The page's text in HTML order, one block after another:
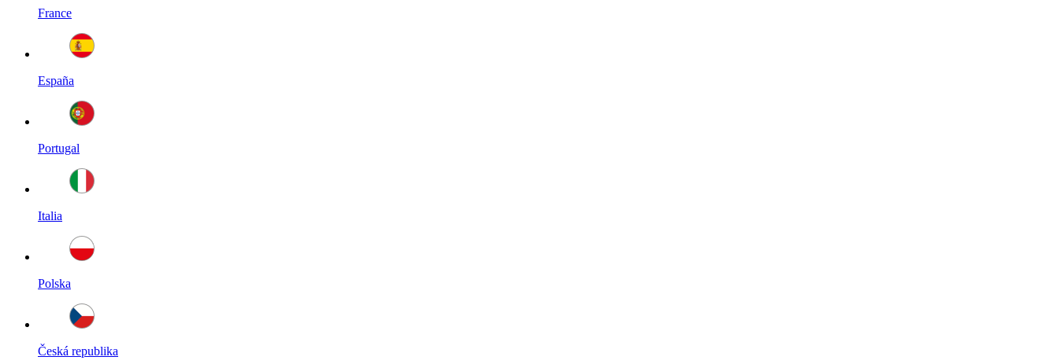
France
España
Portugal
Italia
Polska
Česká republika